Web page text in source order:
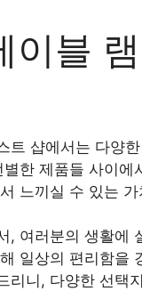
이블
트 샵에서는 다양
한 제품들 사이
느끼실 수 있는
, 여러분의 생활에
일상의 편리함을
리니, 다양한 선택